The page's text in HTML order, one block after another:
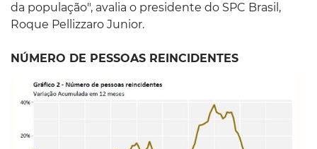
da população", avalia o presidente do SPC Brasil,
Roque Pellizzaro Junior.
NÚMERO DE PESSOAS REINCIDENTES